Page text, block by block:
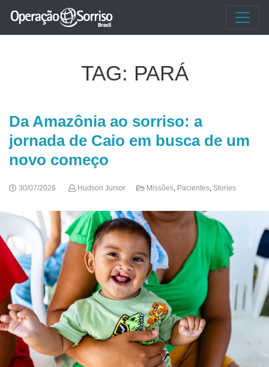
TAG: PARÁ
Da Amazônia ao sorriso: a
jornada de Caio em busca de um
novo começo
30/07/2026 Hudson Junior Missões, Pacientes, Stories